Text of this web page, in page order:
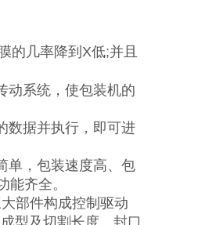
的几率降到X低;并且
系统，使包装机的
据并执行，即可进
，包装速度高、包
齐全。
部件构成控制驱动
型及切割长度、封口